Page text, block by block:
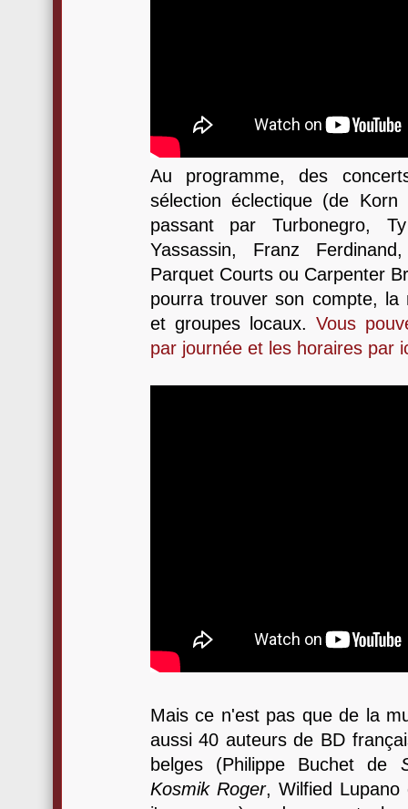
Au programme, des
sélection éclectique (de
passant par Turbonegro,
Yassassin, Franz
Parquet Courts ou Carpenter
pourra trouver son compte,
et groupes locaux. Vous
par journée et les horaires par
Mais ce n'est pas que de la
aussi 40 auteurs de BD
belges (Philippe Buchet de
Kosmik Roger, Wilfied